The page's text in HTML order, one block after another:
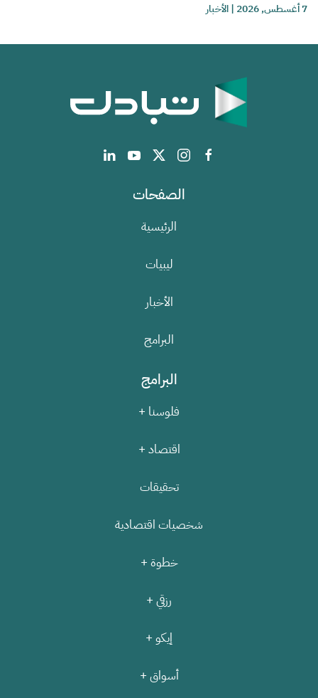
7 أغسطس, 2026 |الأخبار
الصفحات
الرئيسية
ليبيات
الأخبار
البرامج
البرامج
فلوسنا +
اقتصاد +
تحقيقات
شخصيات اقتصادية
خطوة +
رزقي +
إيكو +
أسواق +